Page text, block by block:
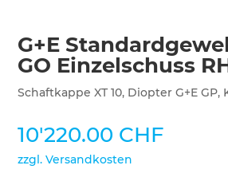
G+E
GO Einzelschuss
Schaftkappe XT 10, Diopter G+E
10'220.00 CHF
zzgl. Versandkosten